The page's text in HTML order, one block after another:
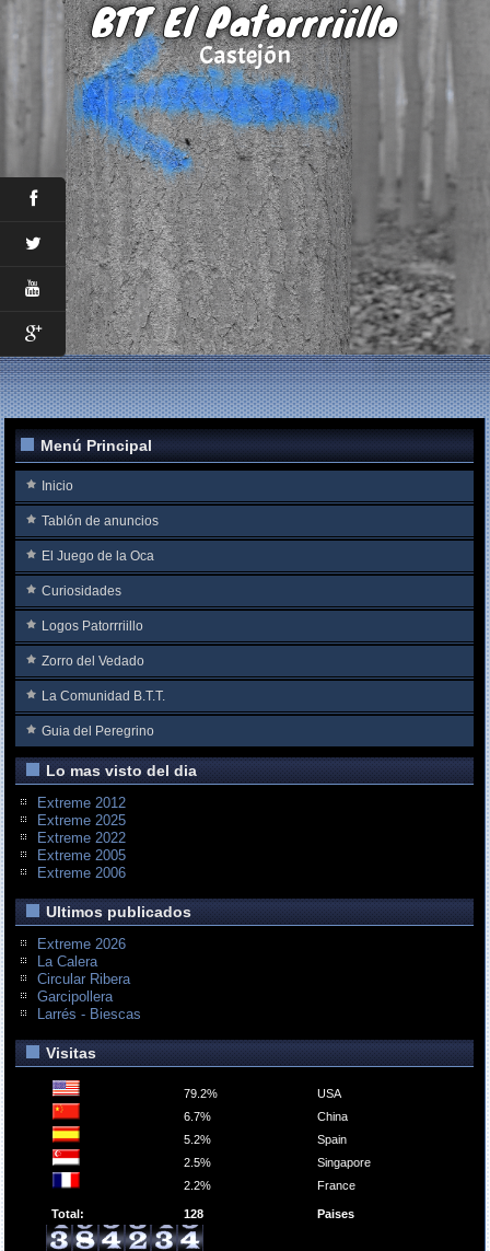
BTT El Patorrriillo
Castejón
Menú Principal
Inicio
Tablón de anuncios
El Juego de la Oca
Curiosidades
Logos Patorrriillo
Zorro del Vedado
La Comunidad B.T.T.
Guia del Peregrino
Lo mas visto del dia
Extreme 2012
Extreme 2025
Extreme 2022
Extreme 2005
Extreme 2006
Ultimos publicados
Extreme 2026
La Calera
Circular Ribera
Garcipollera
Larrés - Biescas
Visitas
79.2%
USA
6.7%
China
5.2%
Spain
2.5%
Singapore
2.2%
France
Total: 128 Paises